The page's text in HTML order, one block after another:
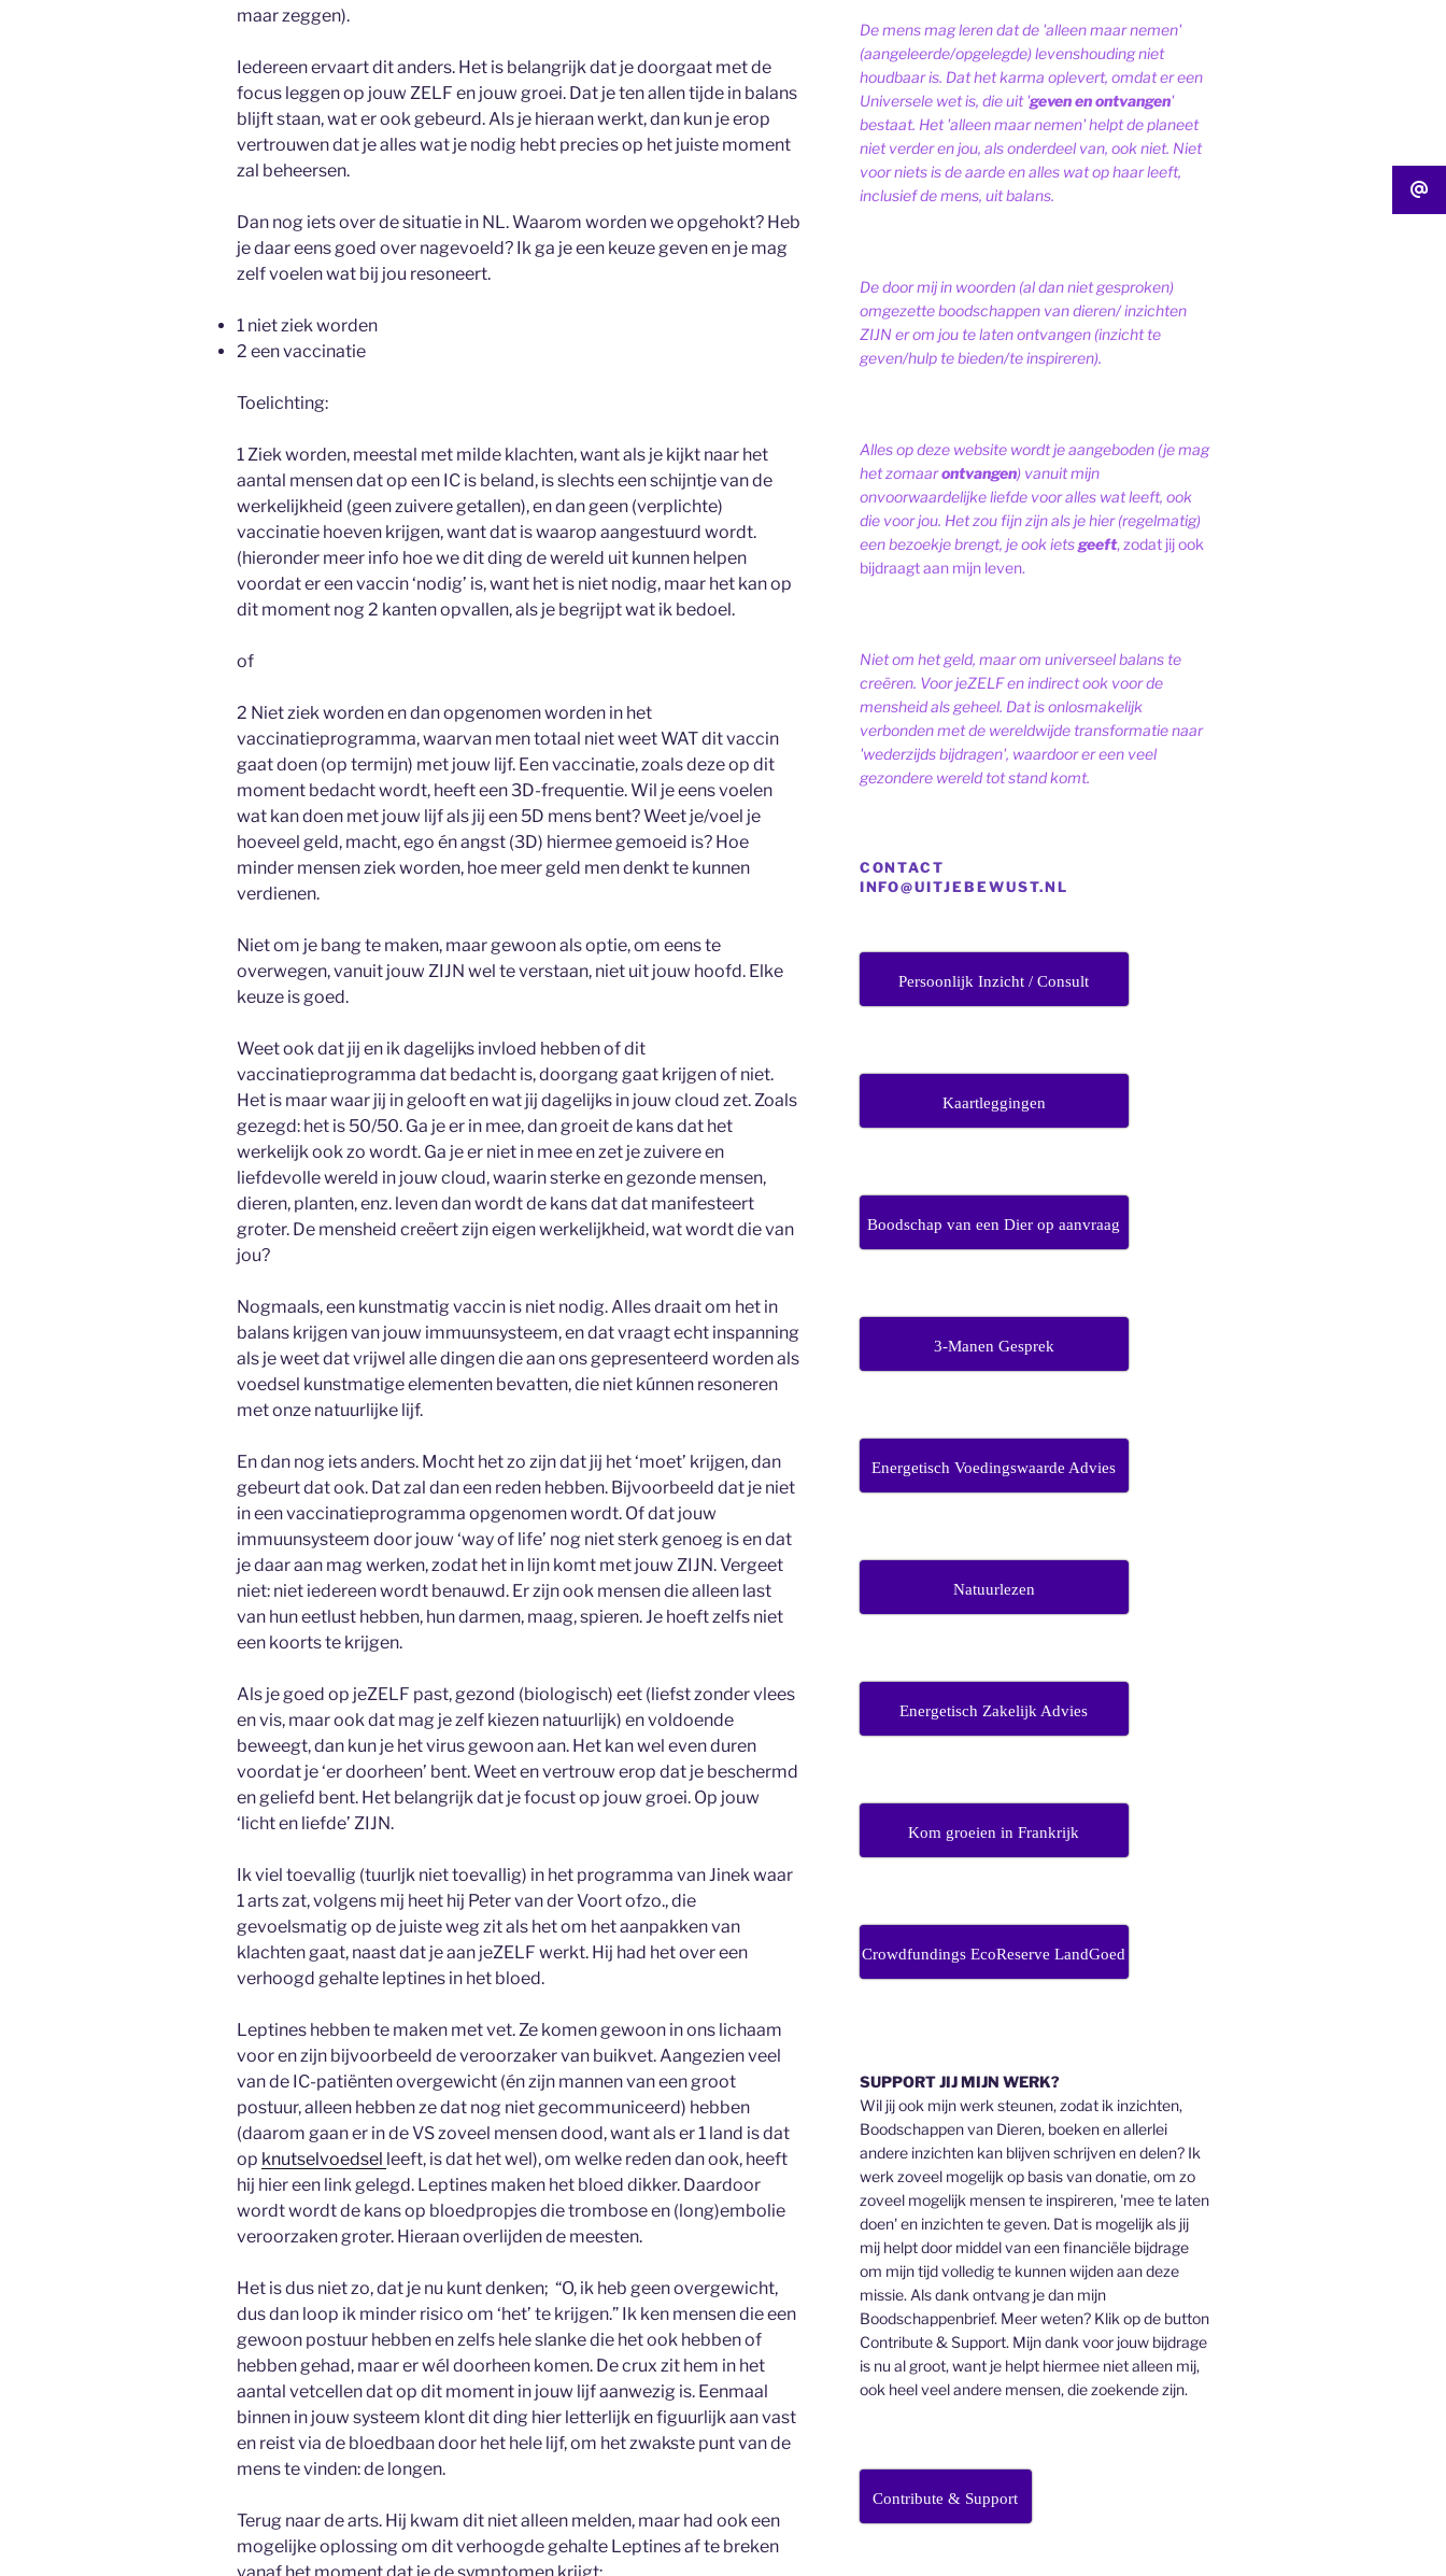
maar zeggen).
Iedereen ervaart dit anders. Het is belangrijk dat je doorgaat met de
focus leggen op jouw ZELF en jouw groei. Dat je ten allen tijde in balans
blijft staan, wat er ook gebeurd. Als je hieraan werkt, dan kun je erop
vertrouwen dat je alles wat je nodig hebt precies op het juiste moment
zal beheersen.
Dan nog iets over de situatie in NL. Waarom worden we opgehokt? Heb
je daar eens goed over nagevoeld? Ik ga je een keuze geven en je mag
zelf voelen wat bij jou resoneert.
1 niet ziek worden
2 een vaccinatie
Toelichting:
1 Ziek worden, meestal met milde klachten, want als je kijkt naar het
aantal mensen dat op een IC is beland, is slechts een schijntje van de
werkelijkheid (geen zuivere getallen), en dan geen (verplichte)
vaccinatie hoeven krijgen, want dat is waarop aangestuurd wordt.
(hieronder meer info hoe we dit ding de wereld uit kunnen helpen
voordat er een vaccin ‘nodig’ is, want het is niet nodig, maar het kan op
dit moment nog 2 kanten opvallen, als je begrijpt wat ik bedoel.
of
2 Niet ziek worden en dan opgenomen worden in het
vaccinatieprogramma, waarvan men totaal niet weet WAT dit vaccin
gaat doen (op termijn) met jouw lijf. Een vaccinatie, zoals deze op dit
moment bedacht wordt, heeft een 3D-frequentie. Wil je eens voelen
wat kan doen met jouw lijf als jij een 5D mens bent? Weet je/voel je
hoeveel geld, macht, ego én angst (3D) hiermee gemoeid is? Hoe
minder mensen ziek worden, hoe meer geld men denkt te kunnen
verdienen.
Niet om je bang te maken, maar gewoon als optie, om eens te
overwegen, vanuit jouw ZIJN wel te verstaan, niet uit jouw hoofd. Elke
keuze is goed.
Weet ook dat jij en ik dagelijks invloed hebben of dit
vaccinatieprogramma dat bedacht is, doorgang gaat krijgen of niet.
Het is maar waar jij in gelooft en wat jij dagelijks in jouw cloud zet. Zoals
gezegd: het is 50/50. Ga je er in mee, dan groeit de kans dat het
werkelijk ook zo wordt. Ga je er niet in mee en zet je zuivere en
liefdevolle wereld in jouw cloud, waarin sterke en gezonde mensen,
dieren, planten, enz. leven dan wordt de kans dat dat manifesteert
groter. De mensheid creëert zijn eigen werkelijkheid, wat wordt die van
jou?
Nogmaals, een kunstmatig vaccin is niet nodig. Alles draait om het in
balans krijgen van jouw immuunsysteem, en dat vraagt echt inspanning
als je weet dat vrijwel alle dingen die aan ons gepresenteerd worden als
voedsel kunstmatige elementen bevatten, die niet kúnnen resoneren
met onze natuurlijke lijf.
En dan nog iets anders. Mocht het zo zijn dat jij het ‘moet’ krijgen, dan
gebeurt dat ook. Dat zal dan een reden hebben. Bijvoorbeeld dat je niet
in een vaccinatieprogramma opgenomen wordt. Of dat jouw
immuunsysteem door jouw ‘way of life’ nog niet sterk genoeg is en dat
je daar aan mag werken, zodat het in lijn komt met jouw ZIJN. Vergeet
niet: niet iedereen wordt benauwd. Er zijn ook mensen die alleen last
van hun eetlust hebben, hun darmen, maag, spieren. Je hoeft zelfs niet
een koorts te krijgen.
Als je goed op jeZELF past, gezond (biologisch) eet (liefst zonder vlees
en vis, maar ook dat mag je zelf kiezen natuurlijk) en voldoende
beweegt, dan kun je het virus gewoon aan. Het kan wel even duren
voordat je ‘er doorheen’ bent. Weet en vertrouw erop dat je beschermd
en geliefd bent. Het belangrijk dat je focust op jouw groei. Op jouw
‘licht en liefde’ ZIJN.
Ik viel toevallig (tuurljk niet toevallig) in het programma van Jinek waar
1 arts zat, volgens mij heet hij Peter van der Voort ofzo., die
gevoelsmatig op de juiste weg zit als het om het aanpakken van
klachten gaat, naast dat je aan jeZELF werkt. Hij had het over een
verhoogd gehalte leptines in het bloed.
Leptines hebben te maken met vet. Ze komen gewoon in ons lichaam
voor en zijn bijvoorbeeld de veroorzaker van buikvet. Aangezien veel
van de IC-patiënten overgewicht (én zijn mannen van een groot
postuur, alleen hebben ze dat nog niet gecommuniceerd) hebben
(daarom gaan er in de VS zoveel mensen dood, want als er 1 land is dat
op knutselvoedsel leeft, is dat het wel), om welke reden dan ook, heeft
hij hier een link gelegd. Leptines maken het bloed dikker. Daardoor
wordt wordt de kans op bloedpropjes die trombose en (long)embolie
veroorzaken groter. Hieraan overlijden de meesten.
Het is dus niet zo, dat je nu kunt denken; “O, ik heb geen overgewicht,
dus dan loop ik minder risico om ‘het’ te krijgen.” Ik ken mensen die een
gewoon postuur hebben en zelfs hele slanke die het ook hebben of
hebben gehad, maar er wél doorheen komen. De crux zit hem in het
aantal vetcellen dat op dit moment in jouw lijf aanwezig is. Eenmaal
binnen in jouw systeem klont dit ding hier letterlijk en figuurlijk aan vast
en reist via de bloedbaan door het hele lijf, om het zwakste punt van de
mens te vinden: de longen.
Terug naar de arts. Hij kwam dit niet alleen melden, maar had ook een
mogelijke oplossing om dit verhoogde gehalte Leptines af te breken
vanaf het moment dat je de symptomen krijgt:
De mens mag leren dat de 'alleen maar nemen'
(aangeleerde/opgelegde) levenshouding niet
houdbaar is. Dat het karma oplevert, omdat er een
Universele wet is, die uit 'geven en ontvangen'
bestaat. Het 'alleen maar nemen' helpt de planeet
niet verder en jou, als onderdeel van, ook niet. Niet
voor niets is de aarde en alles wat op haar leeft,
inclusief de mens, uit balans.
De door mij in woorden (al dan niet gesproken)
omgezette boodschappen van dieren/ inzichten
ZIJN er om jou te laten ontvangen (inzicht te
geven/hulp te bieden/te inspireren).
Alles op deze website wordt je aangeboden (je mag
het zomaarontvangen) vanuit mijn
onvoorwaardelijke liefde voor alles wat leeft, ook
die voor jou. Het zou fijn zijn als je hier (regelmatig)
een bezoekje brengt, je ook ietsgeeft, zodat jij ook
bijdraagt aan mijn leven.
Niet om het geld, maar om universeel balans te
creëren. Voor jeZELF en indirect ook voor de
mensheid als geheel. Dat is onlosmakelijk
verbonden met de wereldwijde transformatie naar
'wederzijds bijdragen', waardoor er een veel
gezondere wereld tot stand komt.
CONTACT
INFO@UITJEBEWUST.NL
Persoonlijk Inzicht / Consult
Kaartleggingen
Boodschap van een Dier op aanvraag
3-Manen Gesprek
Energetisch Voedingswaarde Advies
Natuurlezen
Energetisch Zakelijk Advies
Kom groeien in Frankrijk
Crowdfundings EcoReserve LandGoed
SUPPORT JIJ MIJN WERK?
Wil jij ook mijn werk steunen, zodat ik inzichten,
Boodschappen van Dieren, boeken en allerlei
andere inzichten kan blijven schrijven en delen? Ik
werk zoveel mogelijk op basis van donatie, om zo
zoveel mogelijk mensen te inspireren, 'mee te laten
doen' en inzichten te geven. Dat is mogelijk als jij
mij helpt door middel van een financiële bijdrage
om mijn tijd volledig te kunnen wijden aan deze
missie. Als dank ontvang je dan mijn
Boodschappenbrief. Meer weten? Klik op de button
Contribute & Support. Mijn dank voor jouw bijdrage
is nu al groot, want je helpt hiermee niet alleen mij,
ook heel veel andere mensen, die zoekende zijn.
Contribute & Support